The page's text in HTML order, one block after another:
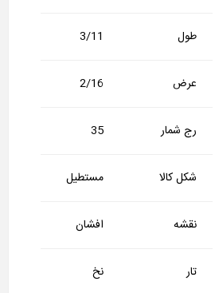
طول 3/11
عرض 2/16
رج شمار 35
شکل کالا مستطیل
نقشه افشان
تار نخ